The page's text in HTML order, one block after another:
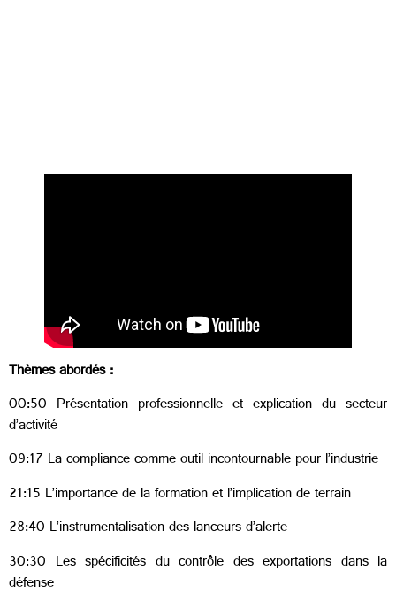
Thèmes abordés :
00:50 Présentation professionnelle et explication du secteur
d’activité
09:17 La compliance comme outil incontournable pour l’industrie
21:15 L’importance de la formation et l’implication de terrain
28:40 L’instrumentalisation des lanceurs d’alerte
30:30 Les spécificités du contrôle des exportations dans la
défense